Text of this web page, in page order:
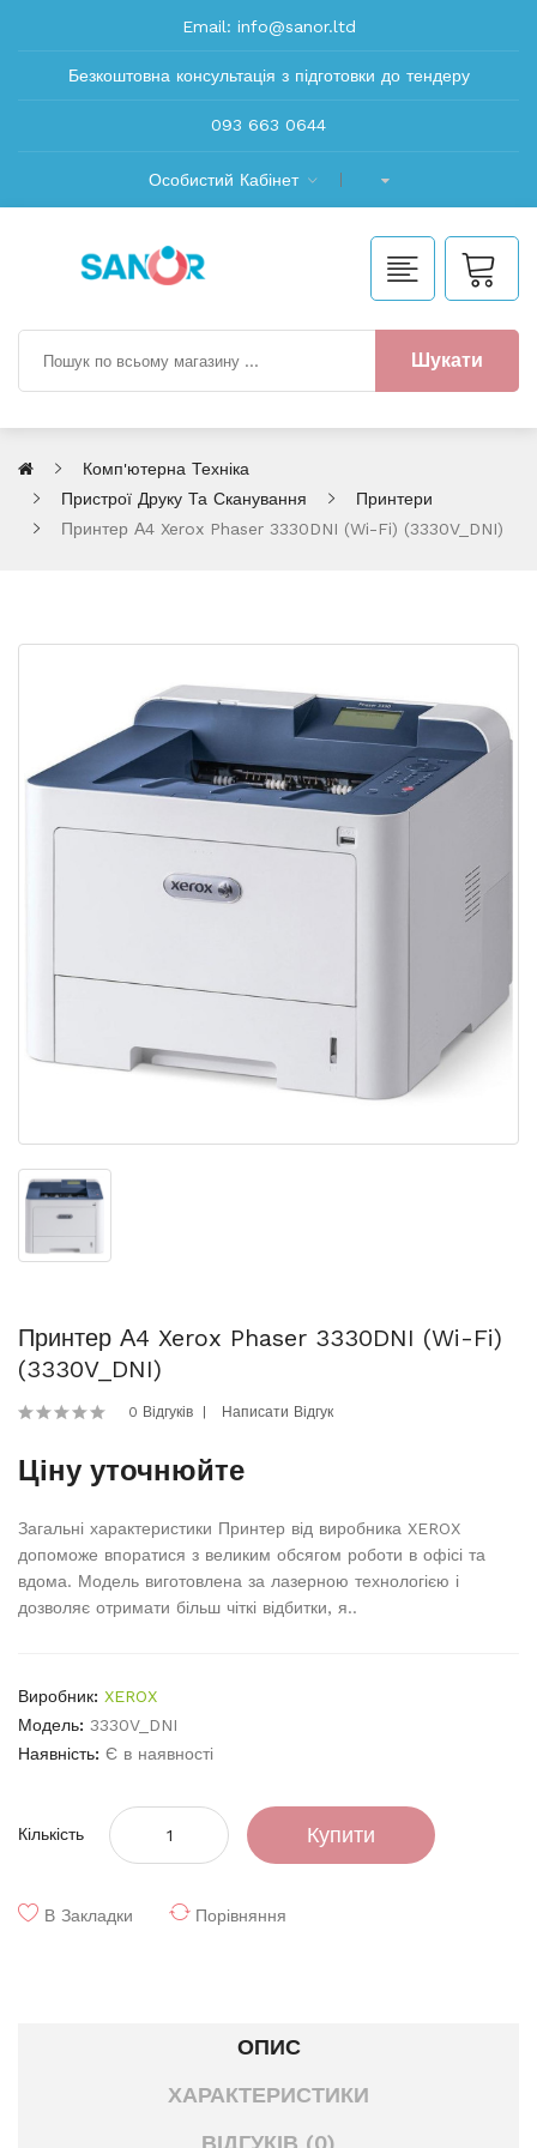
Email: info@sanor.ltd
Безкоштовна консультація з підготовки до тендеру
093 663 0644
Особистий Кабінет
Шукати
Комп'ютерна Техніка
Пристрої Друку Та Сканування
Принтери
Принтер А4 Xerox Phaser 3330DNI (Wi-Fi) (3330V_DNI)
Принтер А4 Xerox Phaser 3330DNI (Wi-Fi)
(3330V_DNI)
0 Відгуків Написати Відгук
Ціну уточнюйте
Загальні характеристики Принтер від виробника XEROX
допоможе впоратися з великим обсягом роботи в офісі та
вдома. Модель виготовлена за лазерною технологією і
дозволяє отримати більш чіткі відбитки, я..
Виробник: XEROX
Модель: 3330V_DNI
Наявність: Є в наявності
Кількість Купити
В Закладки Порівняння
ОПИС
ХАРАКТЕРИСТИКИ